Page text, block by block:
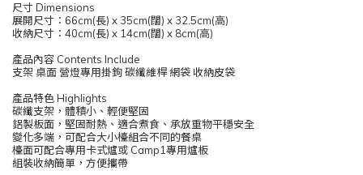
尺寸 Dimensions
展開尺寸：66cm(長) x 35cm(闊) x 32.5cm(高)
收納尺寸：40cm(長) x 14cm(闊) x 8cm(高)
產品內容 Contents Include
支架 桌面 營燈專用掛鉤 碳纖維桿 網袋 收納皮袋
產品特色 Highlights
碳纖支架，體積小、輕便堅固
鋁製板面，堅固耐熱、適合煮食、承放重物平穩安全
變化多端，可配合大小檯組合不同的餐桌
檯面可配合專用卡式爐或 Camp1專用爐板
組裝收納簡單，方便攜帶